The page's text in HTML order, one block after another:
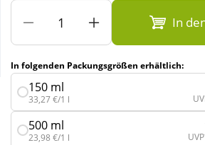
Tierbedarf
Wellness
In
In folgenden Packungsgrößen erhältlich:
150 ml
33,27 €/1 l
500 ml
23,98 €/1 l